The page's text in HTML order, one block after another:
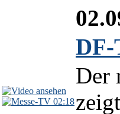
02:18
DF-
Der